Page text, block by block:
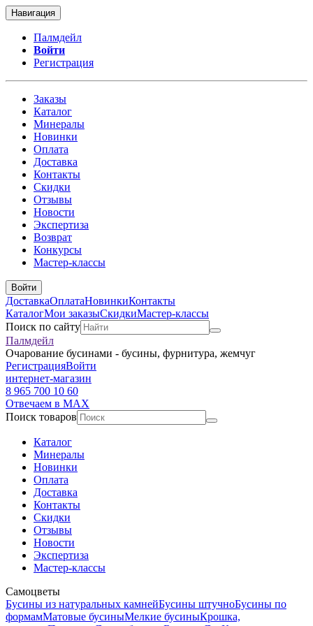
Навигация
Палмдейл
Войти
Регистрация
Заказы
Каталог
Минералы
Новинки
Оплата
Доставка
Контакты
Скидки
Отзывы
Новости
Экспертиза
Возврат
Конкурсы
Мастер-классы
Войти
ДоставкаОплатаНовинкиКонтакты
КаталогМои заказыСкидкиМастер-классы
Поиск по сайту
Палмдейл
Очарование бусинами - бусины, фурнитура, жемчуг
РегистрацияВойти
интернет-магазин
8 965 700 10 60
Отвечаем в MAX
Поиск товаров
Каталог
Минералы
Новинки
Оплата
Доставка
Контакты
Скидки
Отзывы
Новости
Экспертиза
Мастер-классы
Самоцветы
Бусины из натуральных камнейБусины штучноБусины по
формамМатовые бусиныМелкие бусиныКрошка,